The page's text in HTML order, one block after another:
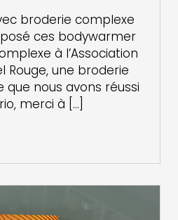
broderie complexe
ces bodywarmer
à l’Association
Rouge, une broderie
que nous avons réussi
merci à […]